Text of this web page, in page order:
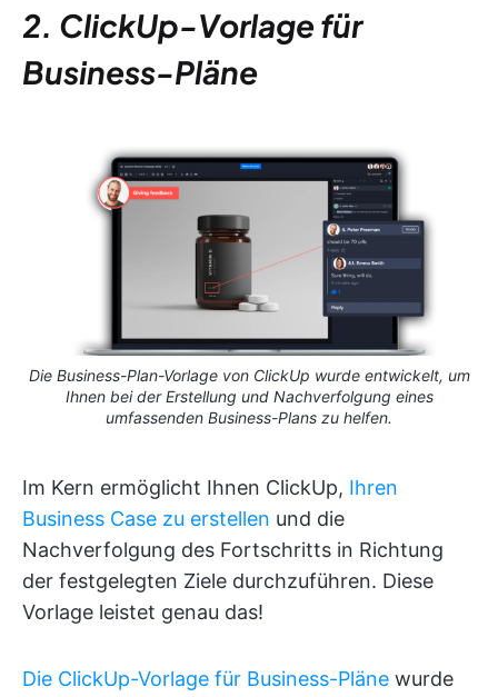
2. ClickUp-Vorlage für
Business-Pläne
Die Business-Plan-Vorlage von ClickUp wurde entwickelt, um
Ihnen bei der Erstellung und Nachverfolgung eines
umfassenden Business-Plans zu helfen.
Im Kern ermöglicht Ihnen ClickUp, Ihren
Business Case zu erstellen und die
Nachverfolgung des Fortschritts in Richtung
der festgelegten Ziele durchzuführen. Diese
Vorlage leistet genau das!
Die ClickUp-Vorlage für Business-Pläne wurde